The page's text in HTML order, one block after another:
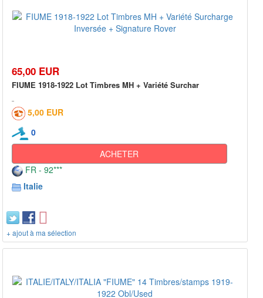
65,00 EUR
FIUME 1918-1922 Lot Timbres MH + Variété Surchar
5,00 EUR
0
ACHETER
FR - 92***
Italie
+ ajout à ma sélection